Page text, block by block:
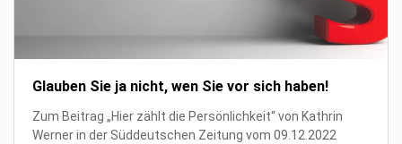
Glauben Sie ja nicht, wen Sie vor sich haben!
Zum Beitrag „Hier zählt die Persönlichkeit“ von Kathrin
Werner in der Süddeutschen Zeitung vom 09.12.2022